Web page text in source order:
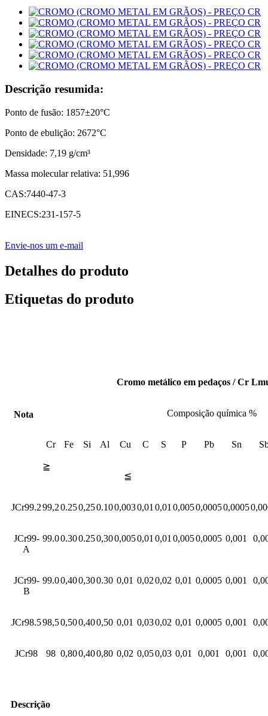
Descrição resumida:
Ponto de fusão: 1857±20°C
Ponto de ebulição: 2672°C
Densidade: 7,19 g/cm³
Massa molecular relativa: 51,996
CAS:7440-47-3
EINECS:231-157-5
Envie-nos um e-mail
Detalhes do produto
Etiquetas do produto
Cromo metálico em pedaços / Cr
Nota Composição química %
Cr Fe Si Al Cu C S P Pb Sn
≧
≦
JCr99.299,20.250,250.100,0030,010,010,0050,00050,0005
JCr99-
A
99.00.300.250,300,0050,010,010,0050,0005 0,001
JCr99-
B
99.00,400,300.30 0,01 0,020,02 0,01 0,0005 0,001
JCr98.598,50,500,400,50 0,01 0,030,02 0,01 0,0005 0,001
JCr98 98 0,800,400,80 0,02 0,050,03 0,01 0,001 0,001
Descrição